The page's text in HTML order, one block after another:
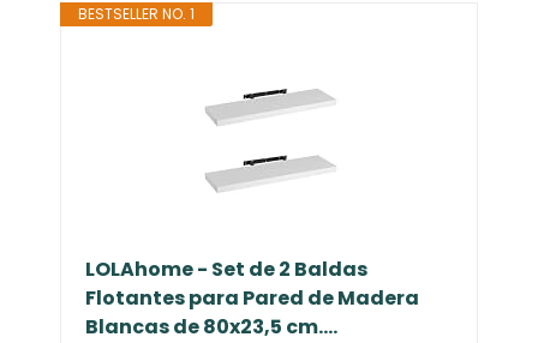
BESTSELLER NO. 1
LOLAhome - Set de 2 Baldas
Flotantes para Pared de Madera
Blancas de 80x23,5 cm....